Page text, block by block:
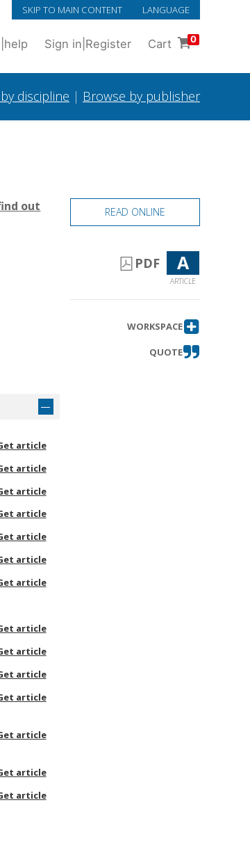
SKIP TO MAIN CONTENT LANGUAGE
help Sign in Register Cart 0
discipline | Browse by publisher
out
article
article
article
article
article
article
article
article
article
article
article
article
article
article
READ ONLINE
PDF A
ARTICLE
WORKSPACE
QUOTE